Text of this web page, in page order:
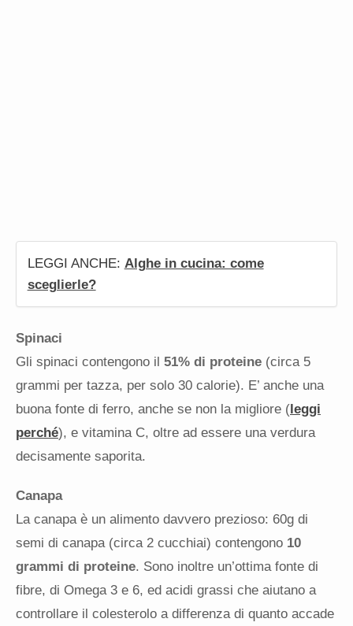
LEGGI ANCHE: Alghe in cucina: come
sceglierle?
Spinaci
Gli spinaci contengono il 51% di proteine ​​(circa 5
grammi per tazza, per solo 30 calorie). E’ anche una
buona fonte di ferro, anche se non la migliore (leggi
perché), e vitamina C, oltre ad essere una verdura
decisamente saporita.
Canapa
La canapa è un alimento davvero prezioso: 60g di
semi di canapa (circa 2 cucchiai) contengono 10
grammi di proteine. Sono inoltre un’ottima fonte di
fibre, di Omega 3 e 6, ed acidi grassi che aiutano a
controllare il colesterolo a differenza di quanto accade